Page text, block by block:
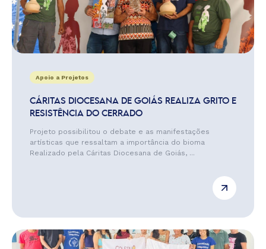
Apoio a Projetos
CÁRITAS DIOCESANA DE GOIÁS REALIZA GRITO E
RESISTÊNCIA DO CERRADO
Projeto possibilitou o debate e as manifestações
artísticas que ressaltam a importância do bioma
Realizado pela Cáritas Diocesana de Goiás, ...